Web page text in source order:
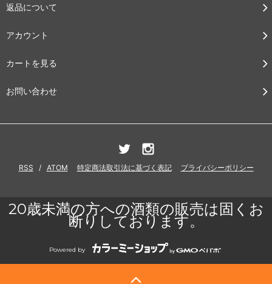
返品について
アカウント
カートを見る
お問い合わせ
RSS / ATOM 特定商法取引法に基づく表記 プライバシーポリシー
20歳未満の方への酒類の販売は固くお
断りしております。
Powered by